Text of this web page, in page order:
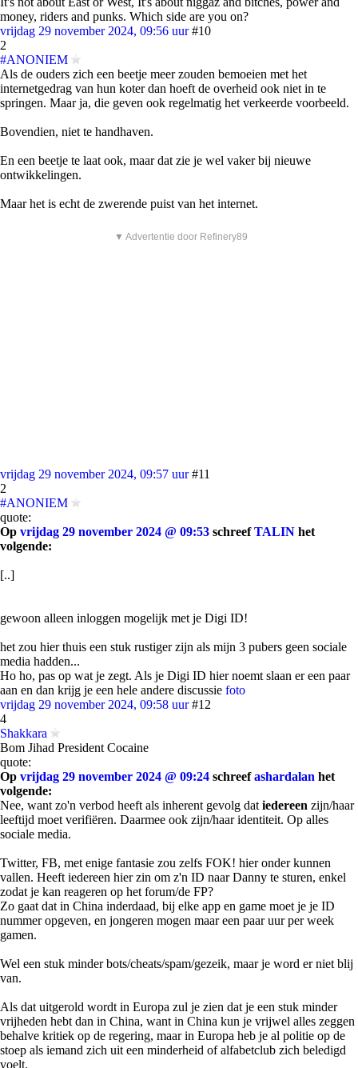
money, riders and punks. Which side are you on?
vrijdag 29 november 2024, 09:56 uur #10
2
#ANONIEM
Als de ouders zich een beetje meer zouden bemoeien met het
internetgedrag van hun koter dan hoeft de overheid ook niet in te
springen. Maar ja, die geven ook regelmatig het verkeerde voorbeeld.
Bovendien, niet te handhaven.
En een beetje te laat ook, maar dat zie je wel vaker bij nieuwe
ontwikkelingen.
Maar het is echt de zwerende puist van het internet.
▼ Advertentie door Refinery89
vrijdag 29 november 2024, 09:57 uur #11
2
#ANONIEM
quote:
Op vrijdag 29 november 2024 @ 09:53 schreefTALIN het
volgende:
[..]
gewoon alleen inloggen mogelijk met je Digi ID!
het zou hier thuis een stuk rustiger zijn als mijn 3 pubers geen sociale
media hadden...
Ho ho, pas op wat je zegt. Als je Digi ID hier noemt slaan er een paar
aan en dan krijg je een hele andere discussie foto
vrijdag 29 november 2024, 09:58 uur #12
4
Shakkara
Bom Jihad President Cocaine
quote:
Op vrijdag 29 november 2024 @ 09:24 schreefashardalan het
volgende:
Nee, want zo'n verbod heeft als inherent gevolg dat iedereen zijn/haar
leeftijd moet verifiëren. Daarmee ook zijn/haar identiteit. Op alles
sociale media.
Twitter, FB, met enige fantasie zou zelfs FOK! hier onder kunnen
vallen. Heeft iedereen hier zin om z'n ID naar Danny te sturen, enkel
zodat je kan reageren op het forum/de FP?
Zo gaat dat in China inderdaad, bij elke app en game moet je je ID
nummer opgeven, en jongeren mogen maar een paar uur per week
gamen.
Wel een stuk minder bots/cheats/spam/gezeik, maar je word er niet blij
van.
Als dat uitgerold wordt in Europa zul je zien dat je een stuk minder
vrijheden hebt dan in China, want in China kun je vrijwel alles zeggen
behalve kritiek op de regering, maar in Europa heb je al politie op de
stoep als iemand zich uit een minderheid of alfabetclub zich beledigd
voelt.